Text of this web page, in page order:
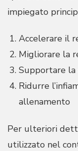
impiegato
Accelerare il
Migliorare la
Supportare la
Ridurre
allenamento
Per ulteriori
utilizzato nel